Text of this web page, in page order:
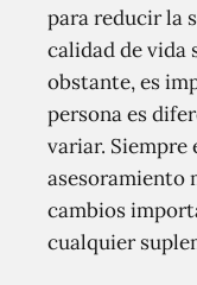
para reducir la
calidad de vida
obstante, es
persona es
variar. Siempre
asesoramiento
cambios
cualquier